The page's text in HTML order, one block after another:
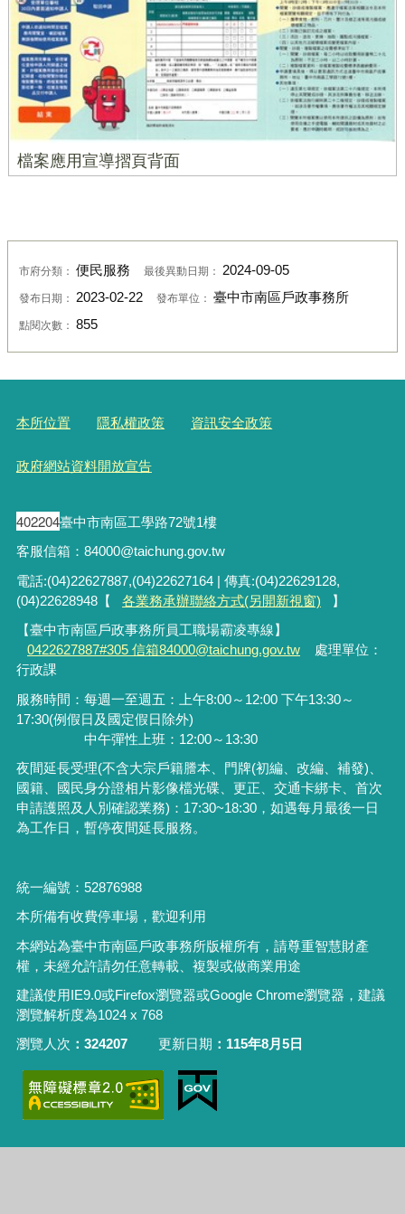
檔案應用宣導摺頁背面
市府分類： 便民服務 最後異動日期： 2024-09-05
發布日期： 2023-02-22 發布單位： 臺中市南區戶政事務所
點閱次數： 855
本所位置 隱私權政策 資訊安全政策
政府網站資料開放宣告
402204臺中市南區工學路72號1樓
客服信箱：84000@taichung.gov.tw
電話:(04)22627887,(04)22627164 | 傳真:(04)22629128,
(04)22628948【
各業務承辦聯絡方式(另開新視窗)
】
【臺中市南區戶政事務所員工職場霸凌專線】
0422627887#305 信箱84000@taichung.gov.tw
處理單位：
行政課
服務時間：每週一至週五：上午8:00～12:00 下午13:30～
17:30(例假日及國定假日除外)
中午彈性上班：12:00～13:30
夜間延長受理(不含大宗戶籍謄本、門牌(初編、改編、補發)、
國籍、國民身分證相片影像檔光碟、更正、交通卡綁卡、首次
申請護照及人別確認業務) ： 17:30~18:30，如遇每月最後一日
為工作日，暫停夜間延長服務。
統一編號：52876988
本所備有收費停車場，歡迎利用
本網站為臺中市南區戶政事務所版權所有，請尊重智慧財產
權，未經允許請勿任意轉載、複製或做商業用途
建議使用IE9.0或Firefox瀏覽器或Google Chrome瀏覽器，建議
瀏覽解析度為1024 x 768
瀏覽人次
324207 更新日期 115年8月5日